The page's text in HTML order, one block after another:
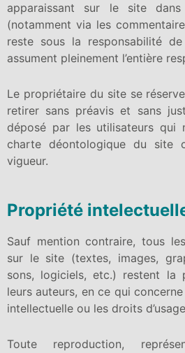
apparaissant sur le site
(notamment via les
reste sous la responsabilité
assument pleinement l’entière
Le propriétaire du site se
retirer sans préavis et sans
déposé par les utilisateurs qui
charte déontologique du site
vigueur.
Propriété
Sauf mention contraire, tous
sur le site (textes, images,
sons, logiciels, etc.) restent la
leurs auteurs, en ce qui
intellectuelle ou les droits
Toute reproduction,